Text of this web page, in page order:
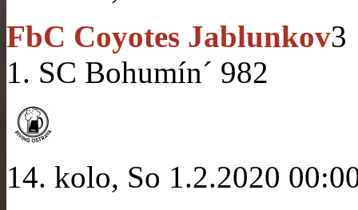
FbC Coyotes Jablunkov3
1. SC Bohumín´ 982
14. kolo, So 1.2.2020